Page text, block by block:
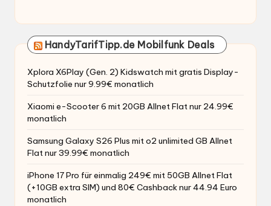
HandyTarifTipp.de Mobilfunk Deals
Xplora X6Play (Gen. 2) Kidswatch mit gratis Display-
Schutzfolie nur 9.99€ monatlich
Xiaomi e-Scooter 6 mit 20GB Allnet Flat nur 24.99€
monatlich
Samsung Galaxy S26 Plus mit o2 unlimited GB Allnet
Flat nur 39.99€ monatlich
iPhone 17 Pro für einmalig 249€ mit 50GB Allnet Flat
(+10GB extra SIM) und 80€ Cashback nur 44.94 Euro
monatlich